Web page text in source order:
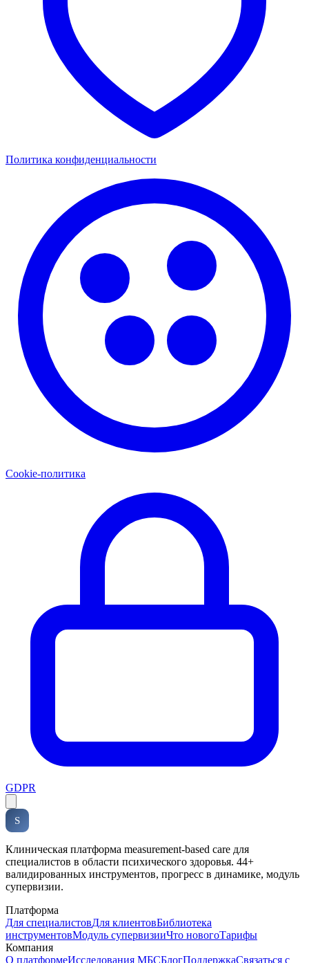
Политика конфиденциальности
Cookie-политика
GDPR
S
Клиническая платформа measurement-based care для
специалистов в области психического здоровья. 44+
валидированных инструментов, прогресс в динамике, модуль
супервизии.
Платформа
Для специалистовДля клиентовБиблиотека
инструментовМодуль супервизииЧто новогоТарифы
Компания
О платформеИсследования МБСБлогПоддержкаСвязаться с